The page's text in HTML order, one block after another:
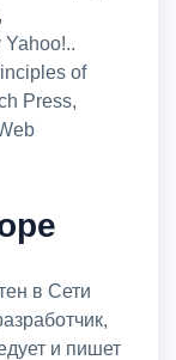
Yahoo!..
of
Press,
в Сети
и пишет